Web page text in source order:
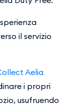
il servizio
Aelia
i propri
usufruendo